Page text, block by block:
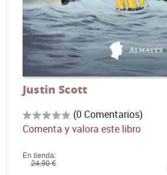
Justin Scott
(0 Comentarios)
Comenta y valora este libro
En tienda:
24,90 €